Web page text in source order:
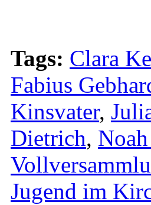
Tags: Clara
Fabius
Kinsvater,
Dietrich,
Jugend im